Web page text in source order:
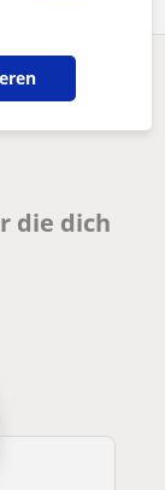
die dich